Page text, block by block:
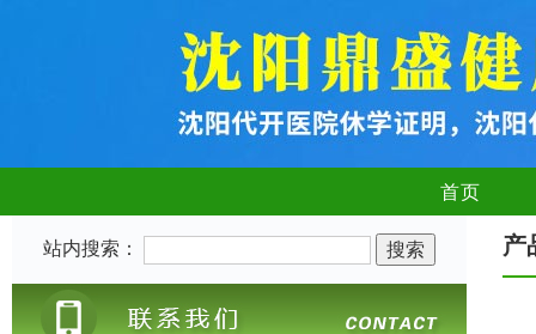
首页
站内搜索： 产